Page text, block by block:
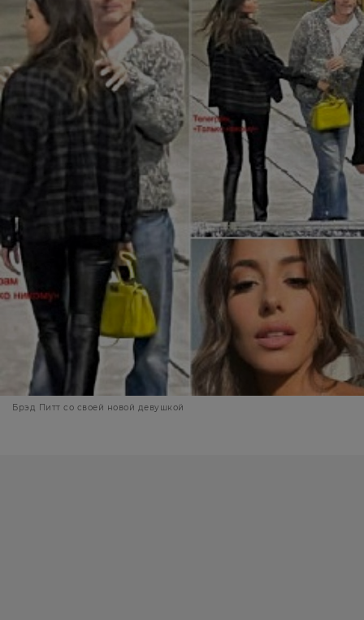
Брэд Питт со своей новой девушкой